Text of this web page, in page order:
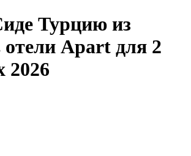
Турцию из
Apart для 2
2026